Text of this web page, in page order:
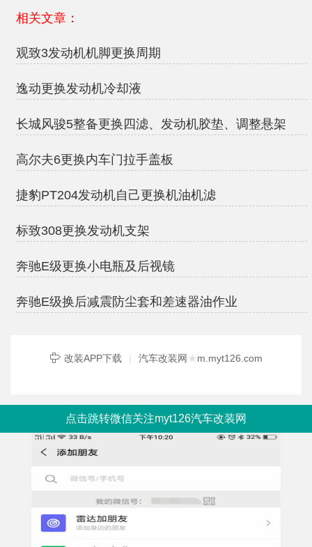
相关文章：
观致3发动机机脚更换周期
逸动更换发动机冷却液
长城风骏5整备更换四滤、发动机胶垫、调整悬架
高尔夫6更换内车门拉手盖板
捷豹PT204发动机自己更换机油机滤
标致308更换发动机支架
奔驰E级更换小电瓶及后视镜
奔驰E级换后减震防尘套和差速器油作业
改装APP下载 | 汽车改装网 ★m.myt126.com
点击跳转微信关注myt126汽车改装网